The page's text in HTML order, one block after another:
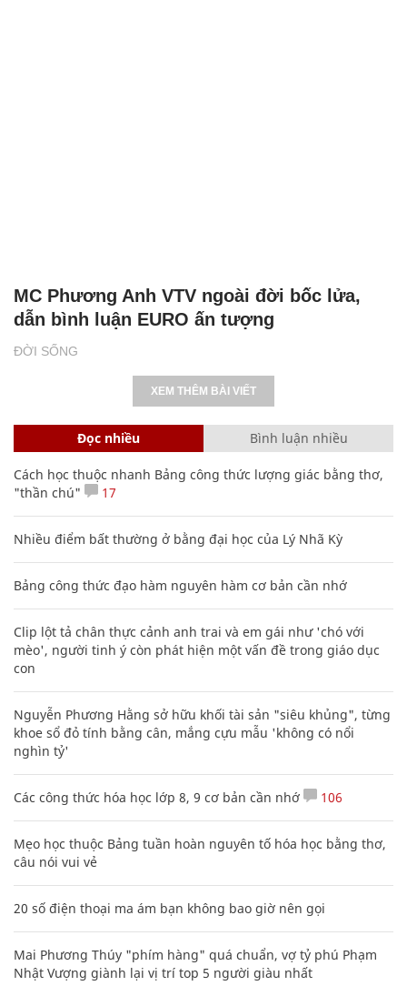
ĐỜI SỐNG
MC Phương Anh VTV ngoài đời bốc lửa,
dẫn bình luận EURO ấn tượng
XEM THÊM BÀI VIẾT
Đọc nhiều Bình luận nhiều
Cách học thuộc nhanh Bảng công thức lượng giác bằng thơ,
"thần chú"
17
Nhiều điểm bất thường ở bằng đại học của Lý Nhã Kỳ
Bảng công thức đạo hàm nguyên hàm cơ bản cần nhớ
Clip lột tả chân thực cảnh anh trai và em gái như 'chó với
mèo', người tinh ý còn phát hiện một vấn đề trong giáo dục
con
Nguyễn Phương Hằng sở hữu khối tài sản "siêu khủng", từng
khoe sổ đỏ tính bằng cân, mắng cựu mẫu 'không có nổi
nghìn tỷ'
Các công thức hóa học lớp 8, 9 cơ bản cần nhớ 106
Mẹo học thuộc Bảng tuần hoàn nguyên tố hóa học bằng thơ,
câu nói vui vẻ
20 số điện thoại ma ám bạn không bao giờ nên gọi
Mai Phương Thúy "phím hàng" quá chuẩn, vợ tỷ phú Phạm
Nhật Vượng giành lại vị trí top 5 người giàu nhất